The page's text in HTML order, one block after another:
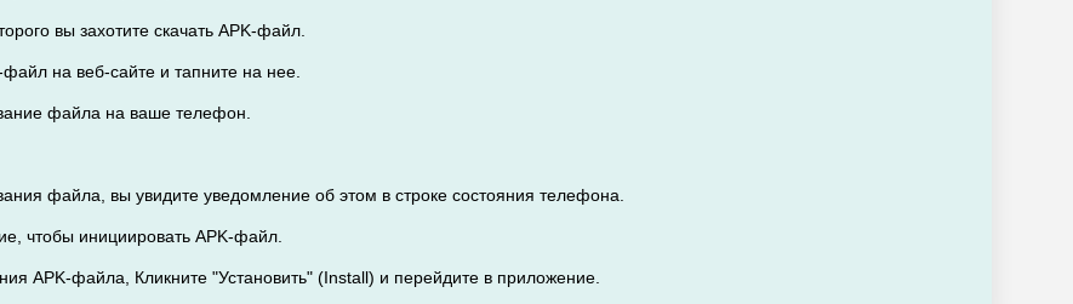
вы захотите скачать APK-файл.
на веб-сайте и тапните на нее.
файла на ваше телефон.
файла, вы увидите уведомление об этом в строке состояния телефона.
чтобы инициировать APK-файл.
APK-файла, Кликните "Установить" (Install) и перейдите в приложение.